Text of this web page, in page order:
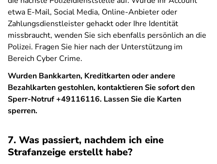
etwa E-Mail, Social Media, Online-Anbieter oder
Zahlungsdienstleister gehackt oder Ihre Identität
missbraucht, wenden Sie sich ebenfalls persönlich an die
Polizei. Fragen Sie hier nach der Unterstützung im
Bereich Cyber Crime.
Wurden Bankkarten, Kreditkarten oder andere
Bezahlkarten gestohlen, kontaktieren Sie sofort den
Sperr-Notruf +49116116. Lassen Sie die Karten
sperren.
7. Was passiert, nachdem ich eine
Strafanzeige erstellt habe?